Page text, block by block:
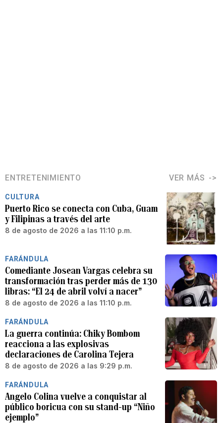
ENTRETENIMIENTO VER MÁS
CULTURA
Puerto Rico se conecta con Cuba, Guam
y Filipinas a través del arte
8 de agosto de 2026 a las 11:10 p.m.
FARÁNDULA
Comediante Josean Vargas celebra su
transformación tras perder más de 130
libras: “El 24 de abril volví a nacer”
8 de agosto de 2026 a las 11:10 p.m.
FARÁNDULA
La guerra continúa: Chiky Bombom
reacciona a las explosivas
declaraciones de Carolina Tejera
8 de agosto de 2026 a las 9:29 p.m.
FARÁNDULA
Angelo Colina vuelve a conquistar al
público boricua con su stand-up “Niño
ejemplo”